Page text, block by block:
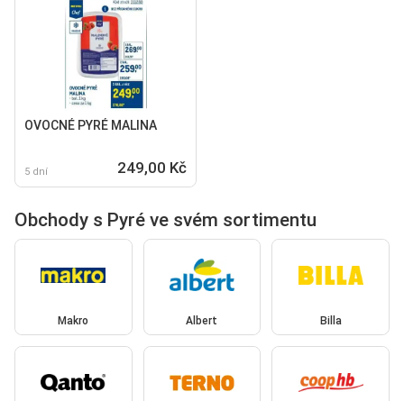
OVOCNÉ PYRÉ MALINA
5 dní 249,00 Kč
Obchody s Pyré ve svém sortimentu
Makro Albert Billa